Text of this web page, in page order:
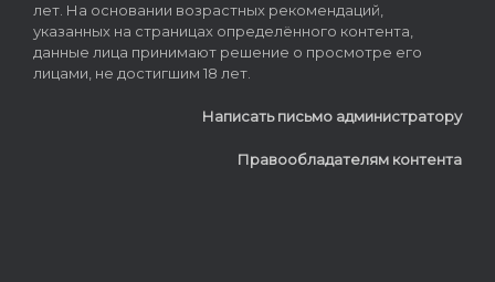
лет. На основании возрастных рекомендаций,
указанных на страницах определённого контента,
данные лица принимают решение о просмотре его
лицами, не достигшим 18 лет.
Написать письмо администратору
Правообладателям контента